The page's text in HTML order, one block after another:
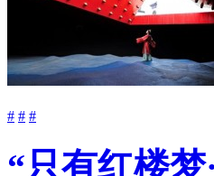
# # #
“只有红楼